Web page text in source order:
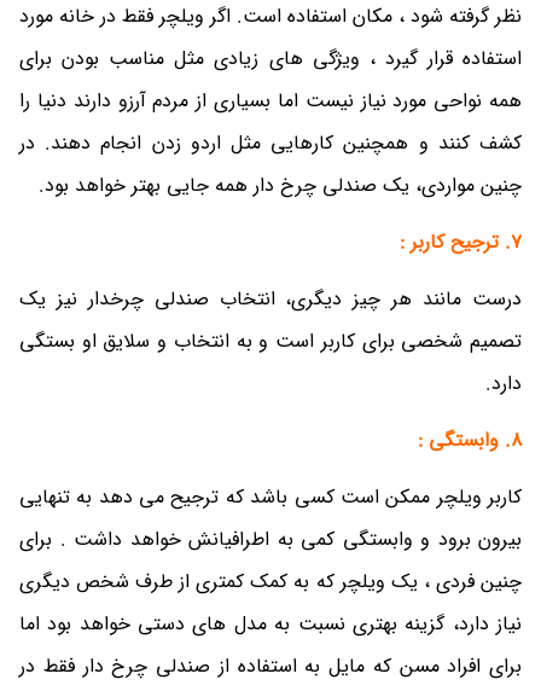
نظر گرفته شود ، مکان استفاده است. اگر ویلچر فقط در خانه مورد
استفاده قرار گیرد ، ویژگی های زیادی مثل مناسب بودن برای
همه نواحی مورد نیاز نیست اما بسیاری از مردم آرزو دارند دنیا را
کشف کنند و همچنین کارهایی مثل اردو زدن انجام دهند. در
چنین مواردی، یک صندلی چرخ دار همه جایی بهتر خواهد بود.
7. ترجیح کاربر :
درست مانند هر چیز دیگری، انتخاب صندلی چرخدار نیز یک
تصمیم شخصی برای کاربر است و به انتخاب و سلایق او بستگی
دارد.
8. وابستگی :
کاربر ویلچر ممکن است کسی باشد که ترجیح می دهد به تنهایی
بیرون برود و وابستگی کمی به اطرافیانش خواهد داشت . برای
چنین فردی ، یک ویلچر که به کمک کمتری از طرف شخص دیگری
نیاز دارد، گزینه بهتری نسبت به مدل های دستی خواهد بود اما
برای افراد مسن که مایل به استفاده از صندلی چرخ دار فقط در